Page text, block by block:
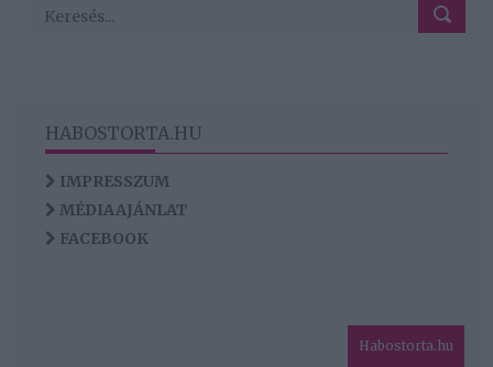
HABOSTORTA.HU
IMPRESSZUM
MÉDIAAJÁNLAT
FACEBOOK
Habostorta.hu